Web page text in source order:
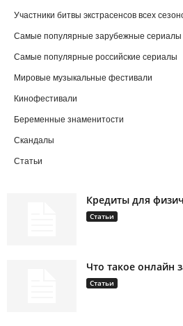
Участники битвы экстрасенсов всех
Самые популярные зарубежные сериалы
Самые популярные российские сериалы
Мировые музыкальные фестивали
Кинофестивали
Беременные знаменитости
Скандалы
Статьи
Кредиты для
Статьи
Что такое онлайн
Статьи